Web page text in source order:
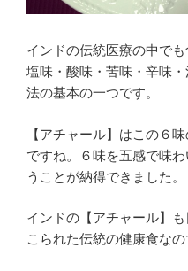
インドの伝統医療の中で
塩味・酸味・苦味・辛味
法の基本の一つです。
【アチャール】はこの６
ですね。６味を五感で味
うことが納得できました。
インドの【アチャール】
こられた伝統の健康食なの